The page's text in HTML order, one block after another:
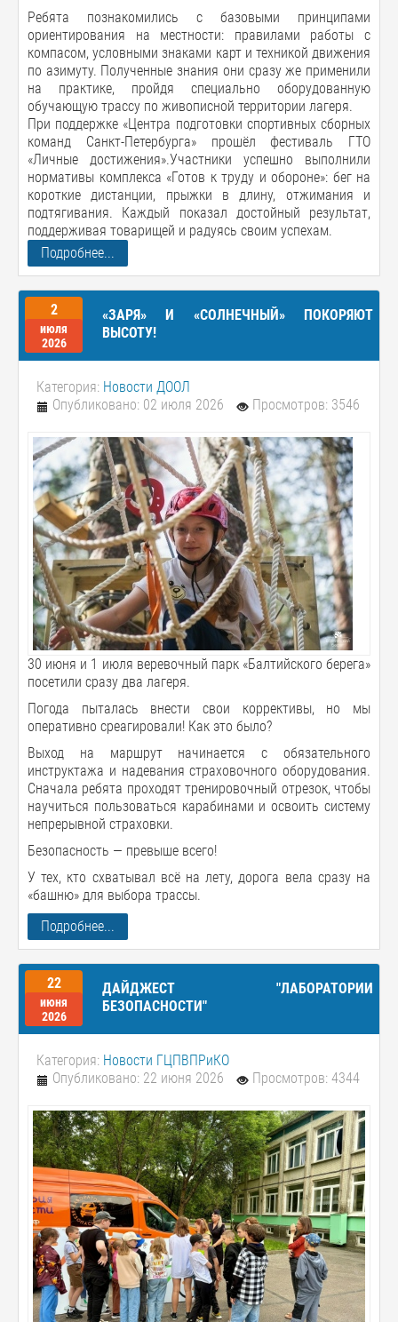
Ребята познакомились с базовыми принципами
ориентирования на местности: правилами работы с
компасом, условными знаками карт и техникой движения
по азимуту. Полученные знания они сразу же применили
на практике, пройдя специально оборудованную
обучающую трассу по живописной территории лагеря.
При поддержке «Центра подготовки спортивных сборных
команд Санкт-Петербурга» прошёл фестиваль ГТО
«Личные достижения».Участники успешно выполнили
нормативы комплекса «Готов к труду и обороне»: бег на
короткие дистанции, прыжки в длину, отжимания и
подтягивания. Каждый показал достойный результат,
поддерживая товарищей и радуясь своим успехам.
Подробнее...
2
июля
2026
«ЗАРЯ» И «СОЛНЕЧНЫЙ» ПОКОРЯЮТ
ВЫСОТУ!
Категория: Новости ДООЛ
Опубликовано: 02 июля 2026
Просмотров: 3546
30 июня и 1 июля веревочный парк «Балтийского берега»
посетили сразу два лагеря.
Погода пыталась внести свои коррективы, но мы
оперативно среагировали! Как это было?
Выход на маршрут начинается с обязательного
инструктажа и надевания страховочного оборудования.
Сначала ребята проходят тренировочный отрезок, чтобы
научиться пользоваться карабинами и освоить систему
непрерывной страховки.
Безопасность — превыше всего!
У тех, кто схватывал всё на лету, дорога вела сразу на
«башню» для выбора трассы.
Подробнее...
22
июня
2026
ДАЙДЖЕСТ "ЛАБОРАТОРИИ
БЕЗОПАСНОСТИ"
Категория: Новости ГЦПВПРиКО
Опубликовано: 22 июня 2026
Просмотров: 4344